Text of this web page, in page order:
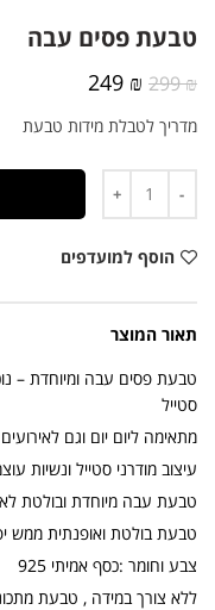
טבעת פסים עבה
299₪
המחיר
היה:
249 ₪
הוא:
מדריך לטבלת מידות טבעת
הוסף למועדפים
תאור המוצר
טבעת פסים עבה ומיוחדת –
סטייל
מתאימה ליום יום וגם לאירועים
עיצוב מודרני סטייל ונשיות
טבעת עבה מיוחדת ובולטת
טבעת בולטת ואופנתית ממש
צבע וחומר :כסף אמיתי 925
ללא צורך במידה , טבעת